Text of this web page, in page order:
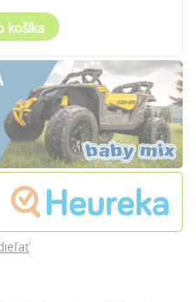
košíka